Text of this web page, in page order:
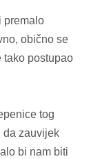
premalo
obično se
tako postupao
tog
da zauvijek
bi nam biti